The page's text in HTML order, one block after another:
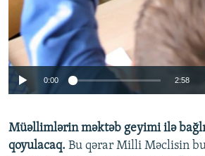
0:00 2:58
Müəllimlərin məktəb geyimi ilə
qoyulacaq. Bu qərar Milli Məclisin